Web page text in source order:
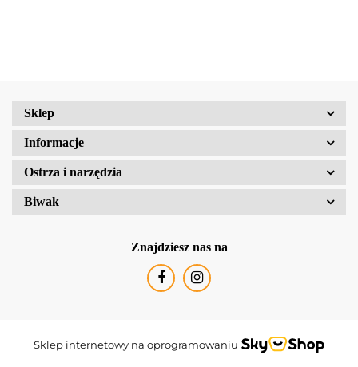
Sklep
Informacje
Ostrza i narzędzia
Biwak
Znajdziesz nas na
Sklep internetowy na oprogramowaniu